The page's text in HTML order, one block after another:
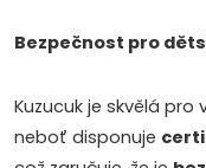
Bezpečnost pro
Kuzucuk je skvělá pro
neboť disponuje